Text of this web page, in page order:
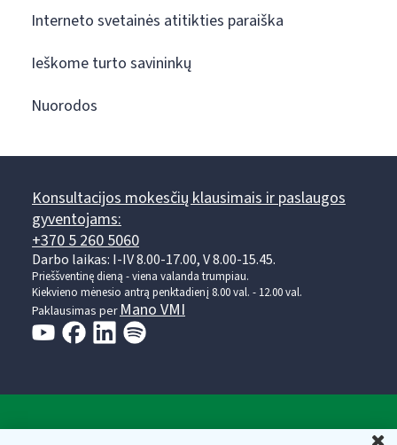
Interneto svetainės atitikties paraiška
Ieškome turto savininkų
Nuorodos
Konsultacijos mokesčių klausimais ir paslaugos
gyventojams:
+370 5 260 5060
Darbo laikas: I-IV 8.00-17.00, V 8.00-15.45.
Prieššventinę dieną - viena valanda trumpiau.
Kiekvieno mėnesio antrą penktadienį 8.00 val. - 12.00 val.
Paklausimas per Mano VMI